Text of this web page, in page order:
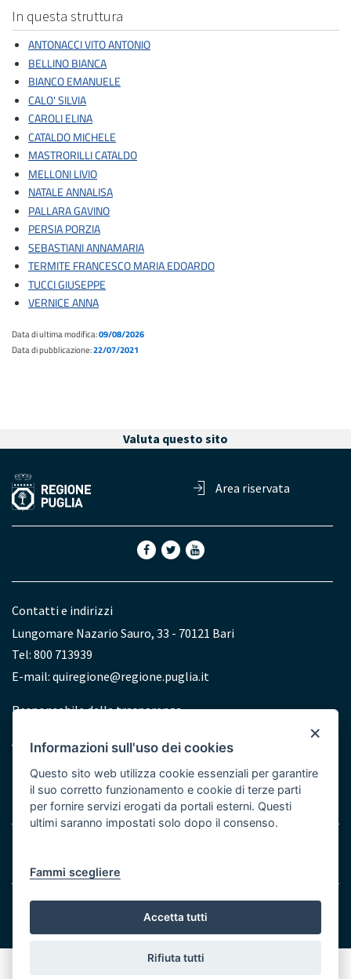
In questa struttura
ANTONACCI VITO ANTONIO
BELLINO BIANCA
BIANCO EMANUELE
CALO' SILVIA
CAROLI ELINA
CATALDO MICHELE
MASTRORILLI CATALDO
MELLONI LIVIO
NATALE ANNALISA
PALLARA GAVINO
PERSIA PORZIA
SEBASTIANI ANNAMARIA
TERMITE FRANCESCO MARIA EDOARDO
TUCCI GIUSEPPE
VERNICE ANNA
Data di ultima modifica:09/08/2026
Data di pubblicazione:22/07/2021
Valuta questo sito
Area riservata
Contatti e indirizzi
Lungomare Nazario Sauro, 33 - 70121 Bari
Tel: 800 713939
E-mail: quiregione@regione.puglia.it
Redazione
Responsabile della trasparenza
Accessibilità
Menu
© Regione Puglia
×
Informazioni sull'uso dei cookies
Questo sito web utilizza cookie essenziali per garantire
il suo corretto funzionamento e cookie di terze parti
per fornire servizi erogati da portali esterni. Questi
ultimi saranno impostati solo dopo il consenso.
Fammi scegliere
Accetta tutti
Rifiuta tutti